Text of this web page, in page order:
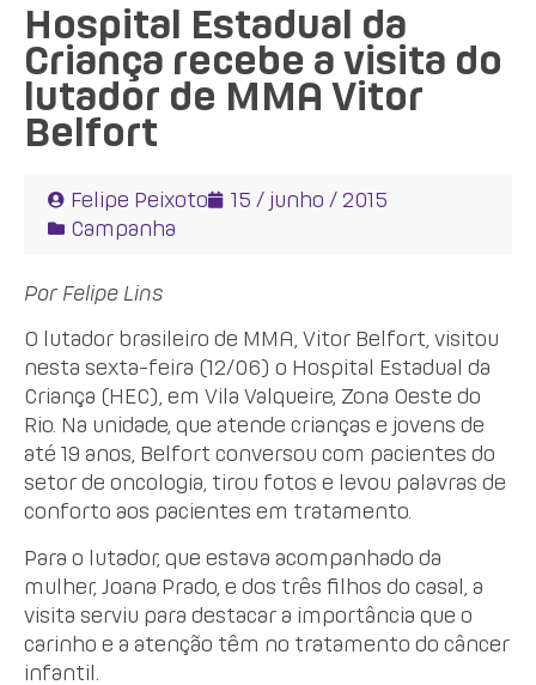
Hospital Estadual da
Criança recebe a visita do
lutador de MMA Vitor
Belfort
Felipe Peixoto
15 / junho / 2015
Campanha
Por Felipe Lins
O lutador brasileiro de MMA, Vitor Belfort, visitou
nesta sexta-feira (12/06) o Hospital Estadual da
Criança (HEC), em Vila Valqueire, Zona Oeste do
Rio. Na unidade, que atende crianças e jovens de
até 19 anos, Belfort conversou com pacientes do
setor de oncologia, tirou fotos e levou palavras de
conforto aos pacientes em tratamento.
Para o lutador, que estava acompanhado da
mulher, Joana Prado, e dos três filhos do casal, a
visita serviu para destacar a importância que o
carinho e a atenção têm no tratamento do câncer
infantil.